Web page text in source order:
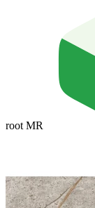
root MR